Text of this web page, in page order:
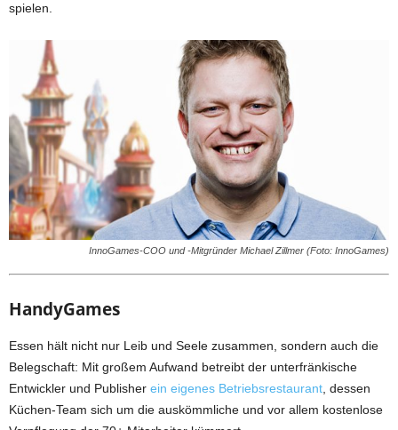
spielen.
InnoGames-COO und -Mitgründer Michael Zillmer (Foto: InnoGames)
HandyGames
Essen hält nicht nur Leib und Seele zusammen, sondern auch die
Belegschaft: Mit großem Aufwand betreibt der unterfränkische
Entwickler und Publisher ein eigenes Betriebsrestaurant , dessen
Küchen-Team sich um die auskömmliche und vor allem kostenlose